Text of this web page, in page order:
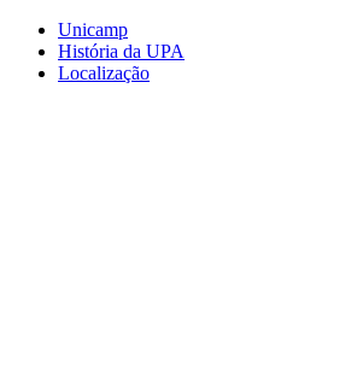
Conteúdo principal
Unicamp
História da UPA
Localização